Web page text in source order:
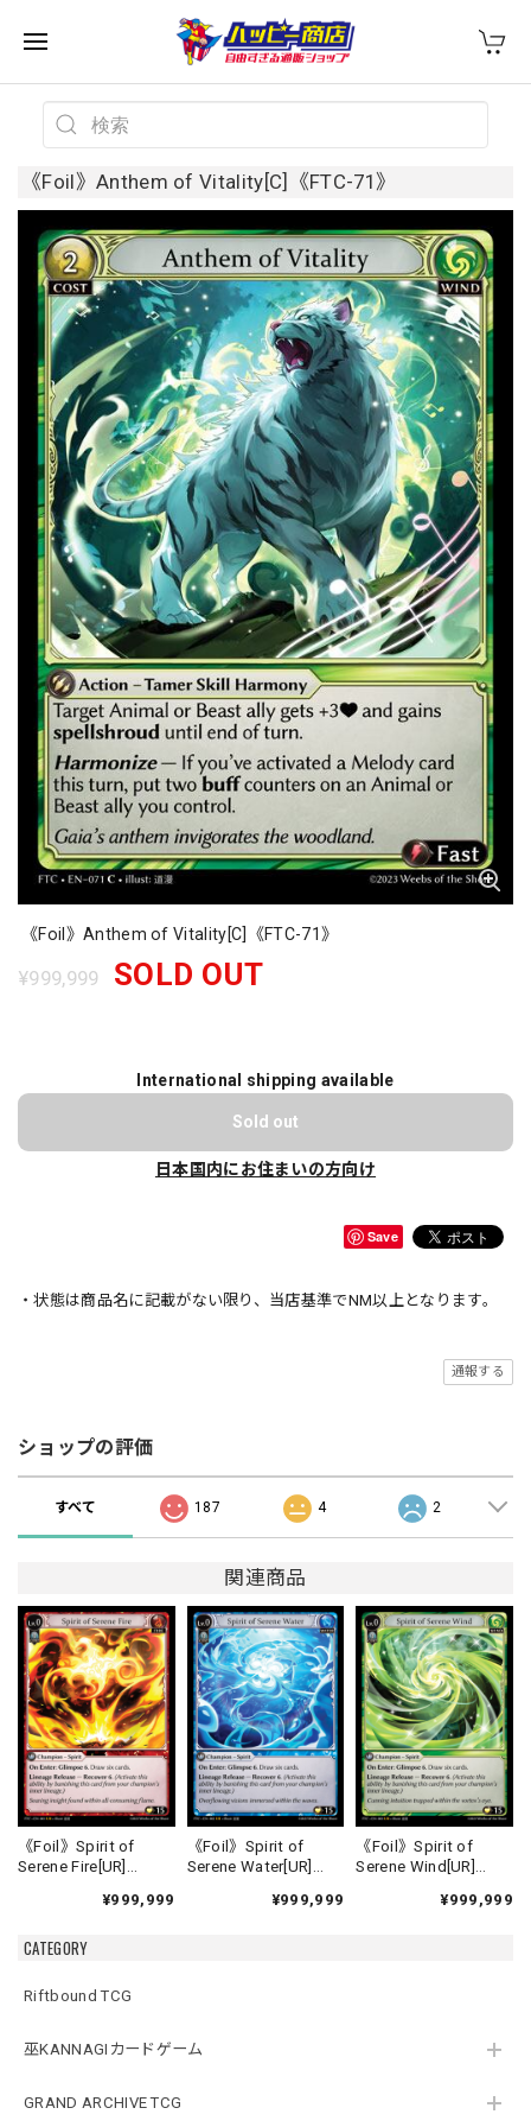
CATEGORY
Riftbound TCG
巫KANNAGIカードゲーム
GRAND ARCHIVE TCG
《Foil》Anthem of Vitality[C]《FTC-71》
《Foil》Anthem of Vitality[C]《FTC-71》
¥999,999 SOLD OUT
International shipping available
Sold out
日本国内にお住まいの方向け
Save
・状態は商品名に記載がない限り、当店基準でNM以上となります。
通報する
ショップの評価
すべて 187 4 2
関連商品
《Foil》Spirit of
Serene Fire[UR]
¥999,999
《Foil》Spirit of
Serene Water[UR]
¥999,999
《Foil》Spirit of
Serene Wind[UR]
¥999,999